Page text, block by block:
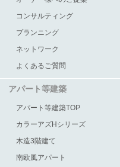
コンサルティング
プランニング
ネットワーク
よくあるご質問
アパート等建築
アパート等建築TOP
カラーアズHシリーズ
木造3階建て
南欧風アパート